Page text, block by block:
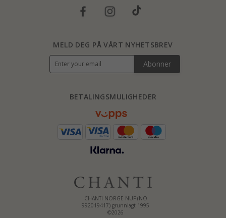
CHANTI NORGE NUF (NO
992019417) grunnlagt 1995
©2026
BETALINGSMULIGHEDER
MELD DEG PÅ VÅRT NYHETSBREV
Abonner